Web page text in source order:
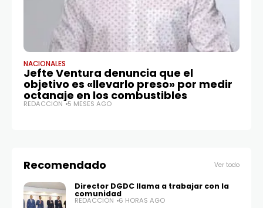
NACIONALES
Jefte Ventura denuncia que el
objetivo es «llevarlo preso» por medir
octanaje en los combustibles
REDACCIÓN 5 MESES AGO
Recomendado Ver todo
Director DGDC llama a trabajar con la
comunidad
REDACCIÓN 6 HORAS AGO